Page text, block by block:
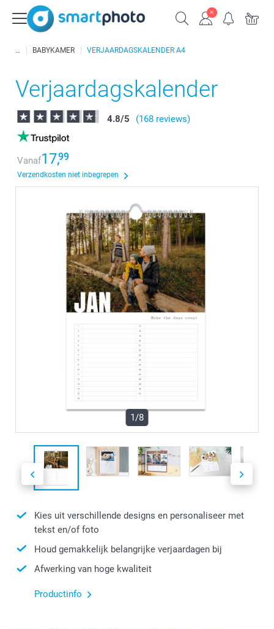
BABYKAMER VERJAARDAGSKALENDER A4
Verjaardagskalender
4.8/5 (168 reviews)
Vanaf17,99
Verzendkosten niet inbegrepen
1/8
Kies uit verschillende designs en personaliseer met
tekst en/of foto
Houd gemakkelijk belangrijke verjaardagen bij
Afwerking van hoge kwaliteit
Productinfo